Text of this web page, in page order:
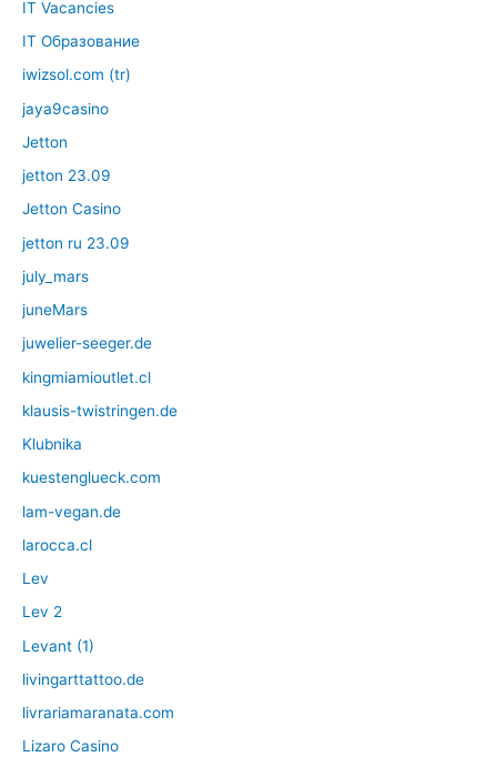
IT Vacancies
IT Образование
iwizsol.com (tr)
jaya9casino
Jetton
jetton 23.09
Jetton Casino
jetton ru 23.09
july_mars
juneMars
juwelier-seeger.de
kingmiamioutlet.cl
klausis-twistringen.de
Klubnika
kuestenglueck.com
lam-vegan.de
larocca.cl
Lev
Lev 2
Levant (1)
livingarttattoo.de
livrariamaranata.com
Lizaro Casino